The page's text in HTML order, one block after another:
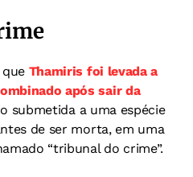
Thamiris foi levada a
após sair da
submetida a uma espécie
de ser morta, em uma
“tribunal do crime”.